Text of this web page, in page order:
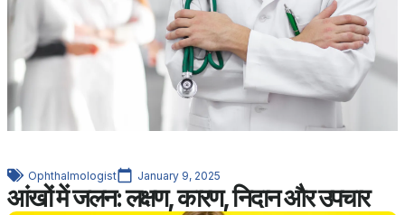
Ophthalmologist January 9, 2025
आंखों में जलन: लक्षण, कारण, निदान और उपचार